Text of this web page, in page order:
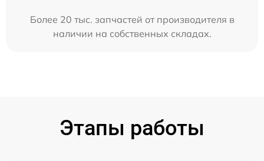
Более 20 тыс. запчастей от производителя в
наличии на собственных складах.
Этапы работы